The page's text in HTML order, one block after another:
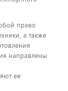
право
а также
направлены
ее